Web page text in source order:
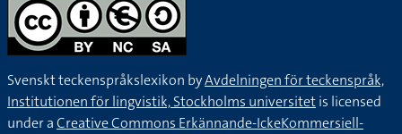
Svenskt teckenspråkslexikon byAvdelningen för teckenspråk,
Institutionen för lingvistik, Stockholms universitetis licensed
under aCreative Commons Erkännande-IckeKommersiell-